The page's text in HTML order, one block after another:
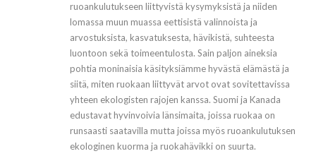
ruoankulutukseen liittyvistä kysymyksistä ja niiden
lomassa muun muassa eettisistä valinnoista ja
arvostuksista, kasvatuksesta, hävikistä, suhteesta
luontoon sekä toimeentulosta. Sain paljon aineksia
pohtia moninaisia käsityksiämme hyvästä elämästä ja
siitä, miten ruokaan liittyvät arvot ovat sovitettavissa
yhteen ekologisten rajojen kanssa. Suomi ja Kanada
edustavat hyvinvoivia länsimaita, joissa ruokaa on
runsaasti saatavilla mutta joissa myös ruoankulutuksen
ekologinen kuorma ja ruokahävikki on suurta.